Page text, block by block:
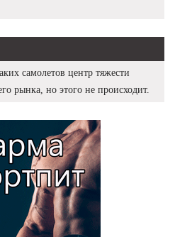
самолетов центр тяжести
рынка, но этого не происходит.